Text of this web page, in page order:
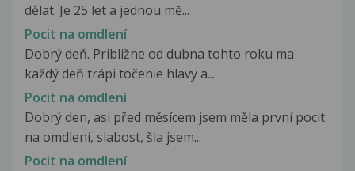
dělat. Je 25 let a jednou mě...
Pocit na omdlení
Dobrý deň. Približne od dubna tohto roku ma
každý deň trápi točenie hlavy a...
Pocit na omdlení
Dobrý den, asi před měsícem jsem měla první pocit
na omdlení, slabost, šla jsem...
Pocit na omdlení